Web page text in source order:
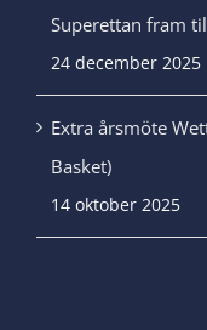
Superettan fram
24 december 2025
Extra årsmöte
Basket)
14 oktober 2025